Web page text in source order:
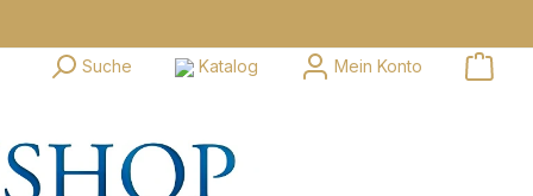
Suche Katalog Mein Konto